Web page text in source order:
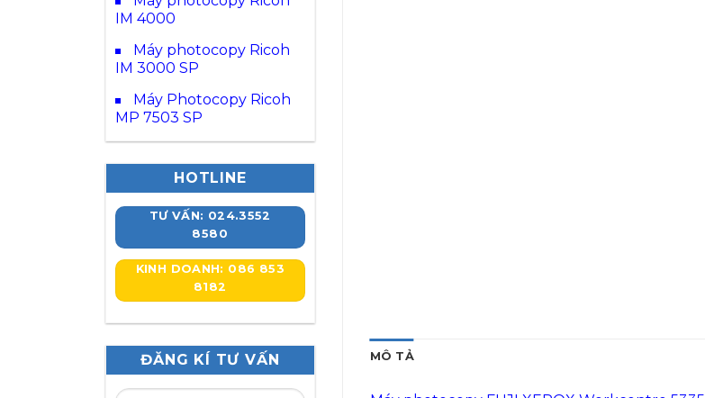
IM 4000
Máy photocopy Ricoh
IM 3000 SP
Máy Photocopy Ricoh
MP 7503 SP
HOTLINE
TƯ VẤN: 024.3552
8580
KINH DOANH: 086 853
8182
ĐĂNG KÍ TƯ VẤN MÔ TẢ